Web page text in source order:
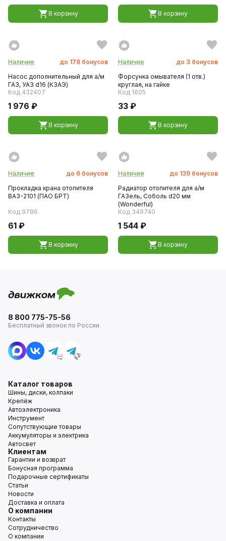
В корзину В корзину
Наличие до 178 бонусов
Насос дополнительный для а/м
ГАЗ, УАЗ d16 (КЗАЭ)
Код 432407
1 976 ₽
В корзину
Наличие до 3 бонусов
Форсунка омывателя (1 отв.)
круглая, на гайке
Код 1605
33 ₽
В корзину
Наличие до 6 бонусов
Прокладка крана отопителя
ВАЗ-2101 (ПАО БРТ)
Код 9786
61 ₽
В корзину
Наличие до 139 бонусов
Радиатор отопителя для а/м
ГАЗель, Соболь d20 мм
(Wonderful)
Код 349740
1 544 ₽
В корзину
8 800 775-75-56
Бесплатный звонок по России
Каталог товаров
Шины, диски, колпаки
Крепёж
Автоэлектроника
Инструмент
Сопутствующие товары
Аккумуляторы и электрика
Автосвет
Клиентам
Гарантии и возврат
Бонусная программа
Подарочные сертификаты
Статьи
Новости
Доставка и оплата
О компании
Контакты
Сотрудничество
О компании